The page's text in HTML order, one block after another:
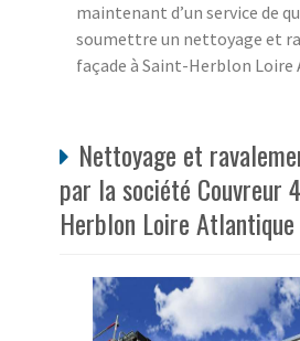
maintenant d’un service de
soumettre un nettoyage et
façade à Saint-Herblon Loire
Nettoyage et
par la société Couvreur
Herblon Loire